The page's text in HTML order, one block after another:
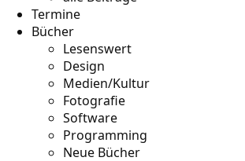
Termine
Bücher
Lesenswert
Design
Medien/Kultur
Fotografie
Software
Programming
Neue Bücher